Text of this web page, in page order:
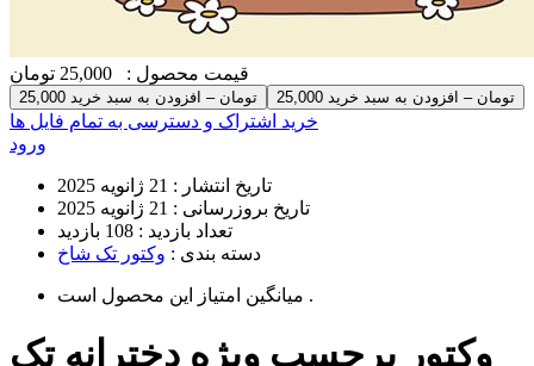
قیمت محصول : 25,000 تومان
25,000 تومان – افزودن به سبد خرید
خرید اشتراک و دسترسی به تمام فایل ها
ورود
تاریخ انتشار : 21 ژانویه 2025
تاریخ بروزرسانی : 21 ژانویه 2025
تعداد بازدید : 108 بازدید
دسته بندی : وکتور تک شاخ
میانگین امتیاز این محصول است .
وکتور برچسب ویژه دخترانه تک